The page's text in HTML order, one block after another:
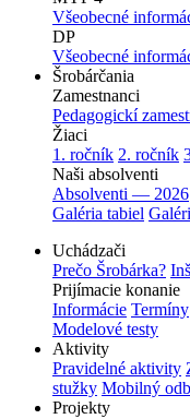
Všeobecné
DP
Všeobecné
Šrobárčania
Zamestnanci
Pedagogickí
Žiaci
1. ročník 2. ročník
Naši absolventi
Absolventi — 2026
Galéria tabiel
Uchádzači
Prečo Šrobárka?
Prijímacie konanie
Informácie Termíny
Modelové testy
Aktivity
Pravidelné aktivity
stužky Mobilný
Projekty